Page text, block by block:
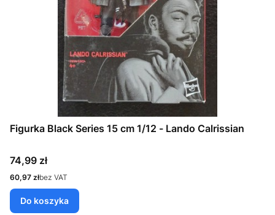
Figurka Black Series 15 cm 1/12 - Lando Calrissian
Cena
74,99 zł
Cena
60,97 złbez VAT
Do koszyka